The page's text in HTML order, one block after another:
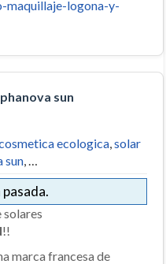
logona-y-
sun
ecologica,solar
sun, …
solares
!!
marca francesa de